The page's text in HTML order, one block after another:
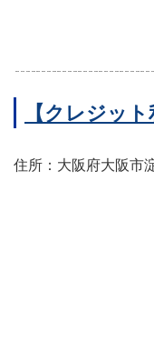
【クレジッ
住所：大阪府大阪市